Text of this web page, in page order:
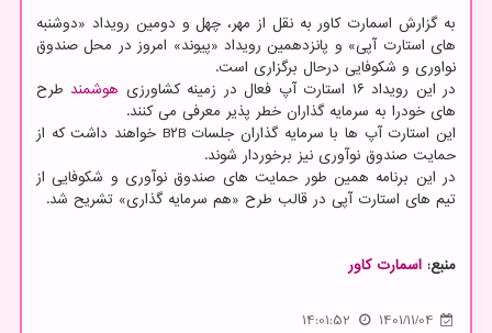
به گزارش اسمارت کاور به نقل از مهر، چهل و دومین رویداد «دوشنبه
های استارت آپی» و پانزدهمین رویداد «پیوند» امروز در محل صندوق
نواوری و شکوفایی درحال برگزاری است.
در این رویداد ۱۶ استارت آپ فعال در زمینه کشاورزی
هوشمند طرح
های خودرا به سرمایه گذاران خطر پذیر معرفی می کنند.
این استارت آپ ها با سرمایه گذاران جلسات B۲B خواهند داشت که از
حمایت صندوق نوآوری نیز برخوردار شوند.
در این برنامه همین طور حمایت های صندوق نوآوری و شکوفایی از
تیم های استارت آپی در قالب طرح «هم سرمایه گذاری» تشریح شد.
منبع: اسمارت كاور
1401/11/04
14:01:52